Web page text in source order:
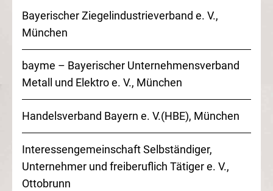
Bayerischer Ziegelindustrieverband e. V.,
München
bayme – Bayerischer Unternehmensverband
Metall und Elektroe. V., München
Handelsverband Bayern e. V.(HBE), München
Interessengemeinschaft Selbständiger,
Unternehmer und freiberuflich Tätigere. V.,
Ottobrunn